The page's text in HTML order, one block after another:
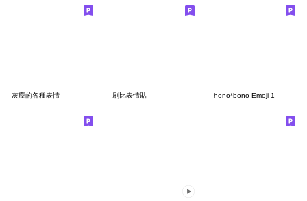
灰塵的各種表情 刷比表情貼 hono*bono Emoji 1